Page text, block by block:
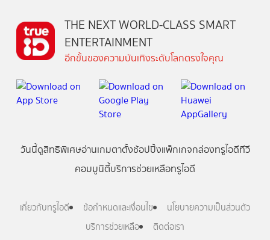
THE NEXT WORLD-CLASS SMART
ENTERTAINMENT
อีกขั้นของความบันเทิงระดับโลกตรงใจคุณ
วันนี้ดูสิทธิพิเศษอ่านเกมตาตั้งช้อปปิ้งแพ็กเกจกล่องทรูไอดีทีวี
คอมมูนิตี้บริการช่วยเหลือทรูไอดี
เกี่ยวกับทรูไอดี ข้อกำหนดและเงื่อนไข
นโยบายความเป็นส่วนตัว
บริการช่วยเหลือ
ติดต่อเรา